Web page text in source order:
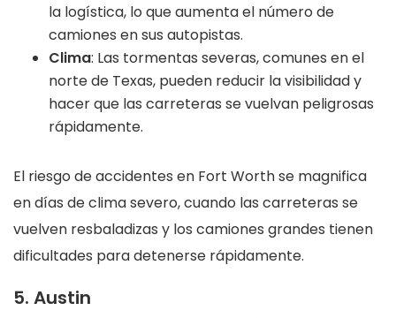
la logística, lo que aumenta el número de
camiones en sus autopistas.
Clima: Las tormentas severas, comunes en el
norte de Texas, pueden reducir la visibilidad y
hacer que las carreteras se vuelvan peligrosas
rápidamente.
El riesgo de accidentes en Fort Worth se magnifica
en días de clima severo, cuando las carreteras se
vuelven resbaladizas y los camiones grandes tienen
dificultades para detenerse rápidamente.
5. Austin